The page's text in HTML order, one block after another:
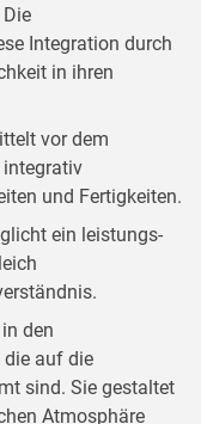
Integration durch
in ihren
vor dem
integrativ
und Fertigkeiten.
ein leistungs-
den
die auf die
sind. Sie gestaltet
Atmosphäre